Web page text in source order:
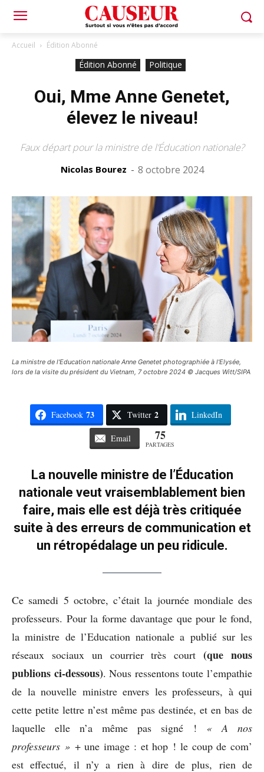
Accueil Édition Abonné
Édition Abonné Politique
Oui, Mme Anne Genetet,
élevez le niveau!
Faux départ pour la ministre de l’Éducation nationale?
Nicolas Bourez - 8 octobre 2024
La ministre de l'Education nationale Anne Genetet photographiée à l'Elysée,
lors de la visite du président du Vietnam, 7 octobre 2024 © Jacques Witt/SIPA
Facebook 73 Twitter 2 LinkedIn
Email 75
PARTAGES
La nouvelle ministre de l’Éducation
nationale veut vraisemblablement bien
faire, mais elle est déjà très critiquée
suite à des erreurs de communication et
un rétropédalage un peu ridicule.
Ce samedi 5 octobre, c’était la journée mondiale des
professeurs. Pour la forme davantage que pour le fond,
la ministre de l’Education nationale a publié sur les
réseaux sociaux un courrier très court(que nous
publions ci-dessous). Nous ressentons toute l’empathie
de la nouvelle ministre envers les professeurs, à qui
cette petite lettre n’est même pas destinée, et en bas de
laquelle elle n’a même pas signé ! « A nos
professeurs »+ une image : et hop ! le coup de com’
est effectué, il n’y a rien à dire de plus, rien de